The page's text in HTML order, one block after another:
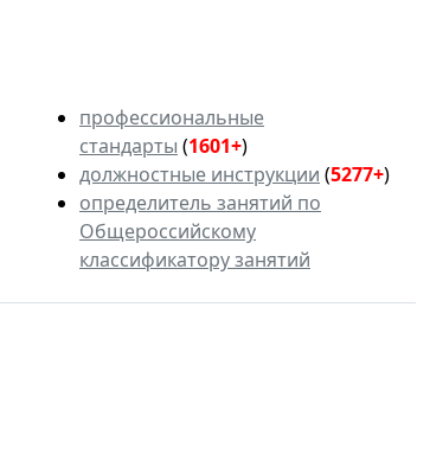
профессиональные
стандарты (1601+)
должностные инструкции (5277+)
определитель занятий по
Общероссийскому
классификатору занятий